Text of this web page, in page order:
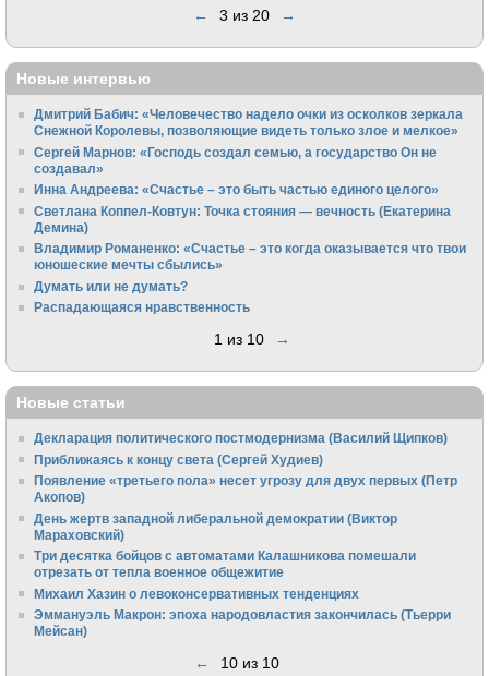
← 3 из 20 →
Новые интервью
Дмитрий Бабич: «Человечество надело очки из осколков зеркала
Снежной Королевы, позволяющие видеть только злое и мелкое»
Сергей Марнов: «Господь создал семью, а государство Он не
создавал»
Инна Андреева: «Счастье – это быть частью единого целого»
Светлана Коппел-Ковтун: Точка стояния — вечность (Екатерина
Демина)
Владимир Романенко: «Счастье – это когда оказывается что твои
юношеские мечты сбылись»
Думать или не думать?
Распадающаяся нравственность
1 из 10 →
Новые статьи
Декларация политического постмодернизма (Василий Щипков)
Приближаясь к концу света (Сергей Худиев)
Появление «третьего пола» несет угрозу для двух первых (Петр
Акопов)
День жертв западной либеральной демократии (Виктор
Мараховский)
Три десятка бойцов с автоматами Калашникова помешали
отрезать от тепла военное общежитие
Михаил Хазин о левоконсервативных тенденциях
Эммануэль Макрон: эпоха народовластия закончилась (Тьерри
Мейсан)
← 10 из 10